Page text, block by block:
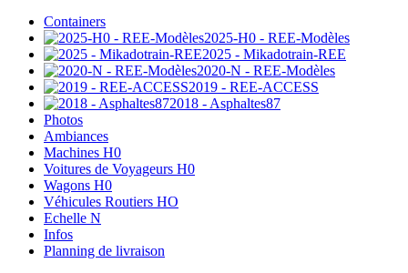
Containers
2025-H0 - REE-Modèles
2025 - Mikadotrain-REE
2020-N - REE-Modèles
2019 - REE-ACCESS
2018 - Asphaltes87
Photos
Ambiances
Machines H0
Voitures de Voyageurs H0
Wagons H0
Véhicules Routiers HO
Echelle N
Infos
Planning de livraison